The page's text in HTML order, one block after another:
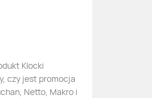
Klocki
czy jest promocja
Netto, Makro i